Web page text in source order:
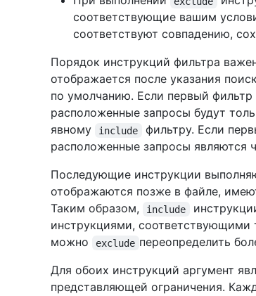
соответствующие вашим
соответствуют совпадению,
Порядок инструкций фильтра
отображается после указания
по умолчанию. Если первый фильтр
расположенные запросы будут
явному
include фильтру. Если
расположенные запросы являются
Последующие инструкции
отображаются позже в файле,
Таким образом,
include
инструкциями,
можно
exclude переопределить
Для обоих инструкций аргумент
представляющей ограничения.